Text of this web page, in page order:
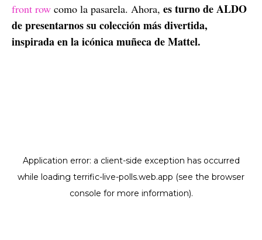
front row como la pasarela. Ahora, es turno de ALDO
de presentarnos su colección más divertida,
inspirada en la icónica muñeca de Mattel.